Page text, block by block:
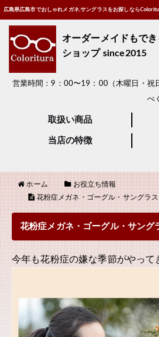
広島県広島市でおしゃれメガネ,サングラスをお探しなら
オーダーメイドもで
ショップ since2015
営業時間：9：00〜19：00（木曜日・
べ
取扱い商品
当店の特徴
ホーム
お役立ち情報
花粉症メガネ・ゴーグル・サングラス
花粉症メガネ・ゴーグル・サング
今年も花粉症の嫌な季節がやって